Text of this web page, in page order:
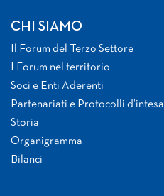
CHI SIAMO
Il Forum del Terzo Settore
I Forum nel territorio
Soci e Enti Aderenti
Partenariati e Protocolli d’intesa
Storia
Organigramma
Bilanci